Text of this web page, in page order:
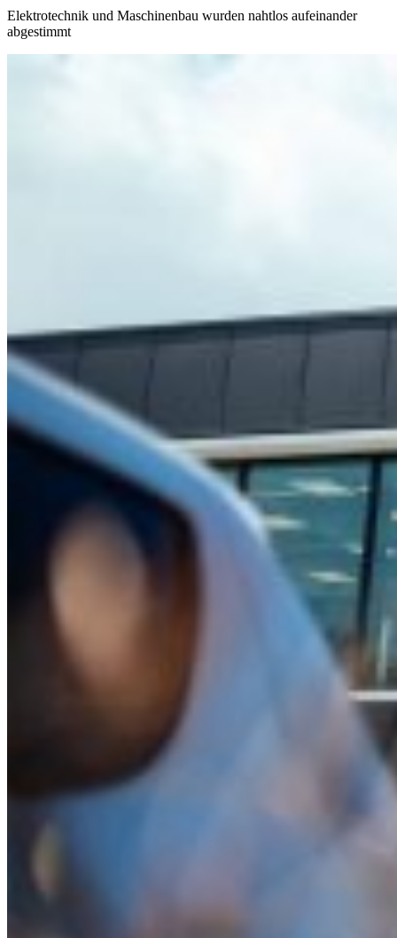
Elektrotechnik und Maschinenbau wurden nahtlos aufeinander
abgestimmt